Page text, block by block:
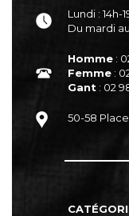
Lundi : 14h-
Du mardi
Homme :
Femme :
Gant : 02
50-58